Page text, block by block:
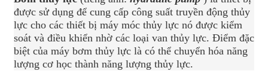
được sử dụng để cung cấp công suất truyền động thủy
lực cho các thiết bị máy móc thủy lực nó được kiểm
soát và điều khiển nhờ các loại van thủy lực. Điểm đặc
biệt của máy bơm thủy lực là có thể chuyển hóa năng
lượng cơ học thành năng lượng thủy lực.